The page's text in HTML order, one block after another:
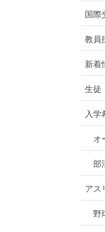
国際
教員
新着
生徒
入学
オ
部
アス
野